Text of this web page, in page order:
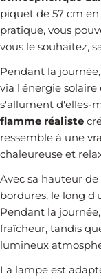
piquet de 57 cm
pratique, vous
vous le souhaitez,
Pendant la
via l'énergie solaire
s'allument d'elles-
flamme réaliste
ressemble à une
chaleureuse et
Avec sa hauteur
bordures, le long
Pendant la
fraîcheur, tandis
lumineux
La lampe est